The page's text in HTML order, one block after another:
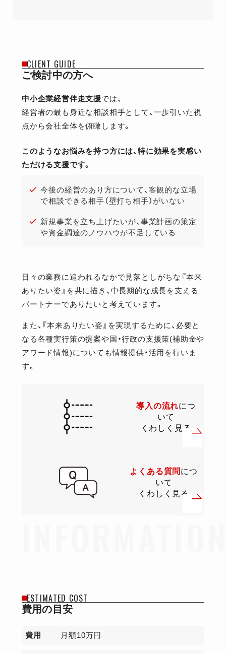
CLIENT GUIDE
ご検討中の方へ
中小企業経営伴走支援では、
経営者の最も身近な相談相手として、一歩引いた視
点から会社全体を俯瞰します。
このようなお悩みを持つ方には、特に効果を実感い
ただける支援です。
今後の経営のあり方について、客観的な立場
で相談できる相手（壁打ち相手）がいない
新規事業を立ち上げたいが、事業計画の策定
や資金調達のノウハウが不足している
日々の業務に追われるなかで見落としがちな『本来
ありたい姿』を共に描き、中長期的な成長を支える
パートナーでありたいと考えています。
また、『本来ありたい姿』を実現するために、必要と
なる各種実行策の提案や国・行政の支援策(補助金や
アワード情報)についても情報提供・活用を行いま
す。
導入の流れにつ
いて
くわしく見る
よくある質問 につ
いて
くわしく見る
ESTIMATED COST
費用の目安
費用 月額10万円